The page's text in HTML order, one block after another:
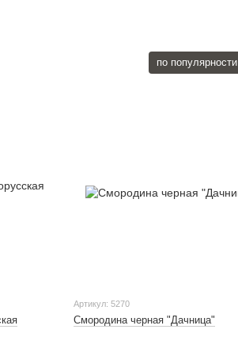
по популярности
Артикул: 5270
Смородина черная "Дачница"